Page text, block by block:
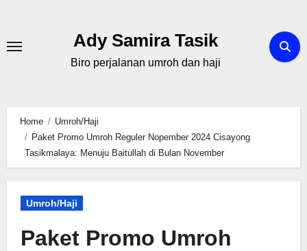
content
Ady Samira Tasik
Biro perjalanan umroh dan haji
Home
Umroh/Haji
Paket Promo Umroh Reguler Nopember 2024 Cisayong
Tasikmalaya: Menuju Baitullah di Bulan November
Umroh/Haji
Paket Promo Umroh